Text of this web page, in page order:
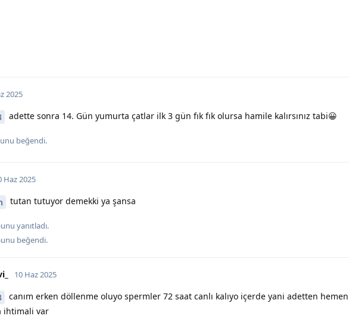
2025
adette sonra 14. Gün yumurta çatlar ilk 3 gün fık fık olursa hamile kalırsınız tabi😀
beğendi.
Haz 2025
tutan tutuyor demekki ya şansa
yanıtladı.
beğendi.
10 Haz 2025
canım erken döllenme oluyo spermler 72 saat canlı kalıyo içerde yani adetten
ihtimali var